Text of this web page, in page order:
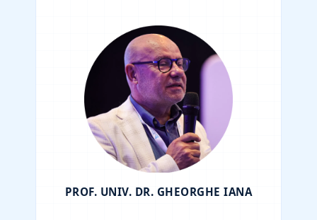
PROF. UNIV. DR. GHEORGHE IANA